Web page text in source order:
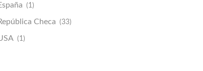
(1)
Checa (33)
(1)